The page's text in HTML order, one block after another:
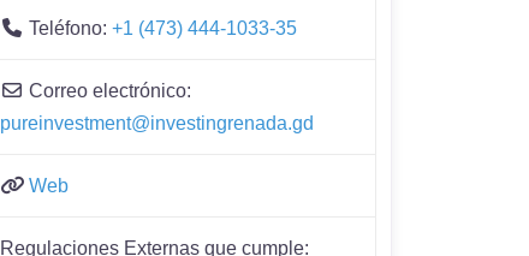
Teléfono: +1 (473) 444-1033-35
Correo electrónico:
pureinvestment@investingrenada.gd
Web
Regulaciones Externas que cumple: